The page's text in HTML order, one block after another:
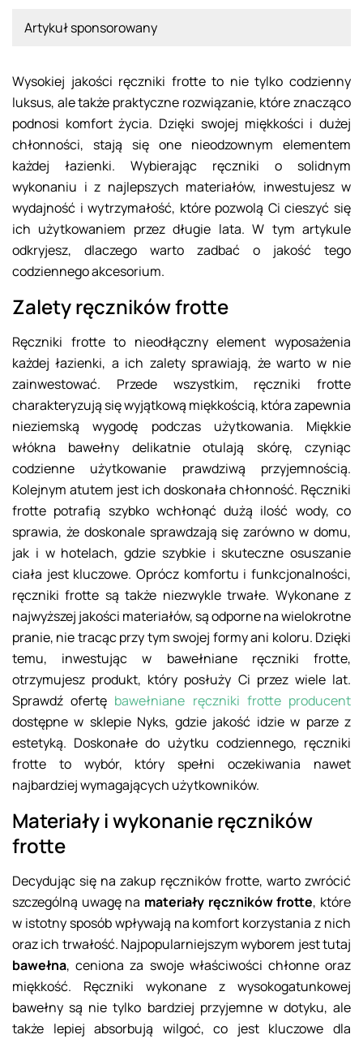
Artykuł sponsorowany
Wysokiej jakości ręczniki frotte to nie tylko codzienny
luksus, ale także praktyczne rozwiązanie, które znacząco
podnosi komfort życia. Dzięki swojej miękkości i dużej
chłonności, stają się one nieodzownym elementem
każdej łazienki. Wybierając ręczniki o solidnym
wykonaniu i z najlepszych materiałów, inwestujesz w
wydajność i wytrzymałość, które pozwolą Ci cieszyć się
ich użytkowaniem przez długie lata. W tym artykule
odkryjesz, dlaczego warto zadbać o jakość tego
codziennego akcesorium.
Zalety ręczników frotte
Ręczniki frotte to nieodłączny element wyposażenia
każdej łazienki, a ich zalety sprawiają, że warto w nie
zainwestować. Przede wszystkim, ręczniki frotte
charakteryzują się wyjątkową miękkością, która zapewnia
nieziemską wygodę podczas użytkowania. Miękkie
włókna bawełny delikatnie otulają skórę, czyniąc
codzienne użytkowanie prawdziwą przyjemnością.
Kolejnym atutem jest ich doskonała chłonność. Ręczniki
frotte potrafią szybko wchłonąć dużą ilość wody, co
sprawia, że doskonale sprawdzają się zarówno w domu,
jak i w hotelach, gdzie szybkie i skuteczne osuszanie
ciała jest kluczowe. Oprócz komfortu i funkcjonalności,
ręczniki frotte są także niezwykle trwałe. Wykonane z
najwyższej jakości materiałów, są odporne na wielokrotne
pranie, nie tracąc przy tym swojej formy ani koloru. Dzięki
temu, inwestując w bawełniane ręczniki frotte,
otrzymujesz produkt, który posłuży Ci przez wiele lat.
Sprawdź ofertę bawełniane ręczniki frotte producent
dostępne w sklepie Nyks, gdzie jakość idzie w parze z
estetyką. Doskonałe do użytku codziennego, ręczniki
frotte to wybór, który spełni oczekiwania nawet
najbardziej wymagających użytkowników.
Materiały i wykonanie ręczników
frotte
Decydując się na zakup ręczników frotte, warto zwrócić
szczególną uwagę na materiały ręczników frotte, które
w istotny sposób wpływają na komfort korzystania z nich
oraz ich trwałość. Najpopularniejszym wyborem jest tutaj
bawełna, ceniona za swoje właściwości chłonne oraz
miękkość. Ręczniki wykonane z wysokogatunkowej
bawełny są nie tylko bardziej przyjemne w dotyku, ale
także lepiej absorbują wilgoć, co jest kluczowe dla